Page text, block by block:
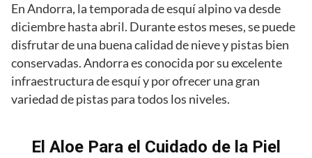
En Andorra, la temporada de esquí alpino va desde
diciembre hasta abril. Durante estos meses, se puede
disfrutar de una buena calidad de nieve y pistas bien
conservadas. Andorra es conocida por su excelente
infraestructura de esquí y por ofrecer una gran
variedad de pistas para todos los niveles.
El Aloe Para el Cuidado de la Piel